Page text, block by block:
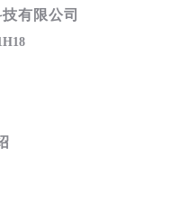
有限公司